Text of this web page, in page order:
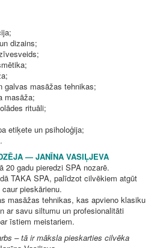
dizains;
galvas masāžas tehnikas;
masāža;
rituāli;
etiķete un psiholoģija;
— JANĪNA VASIĻJEVA
20 gadu pieredzi SPA nozarē.
TAKA SPA, palīdzot cilvēkiem atgūt
pieskārienu.
masāžas tehnikas, kas apvieno klasiku
ar savu siltumu un profesionalitāti
īstiem meistariem.
– tā ir māksla pieskarties cilvēka